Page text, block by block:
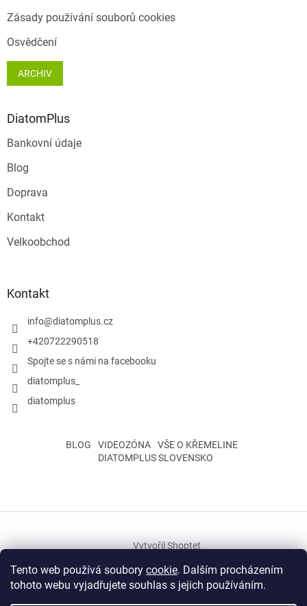
Tento web používá soubory cookie. Dalším procházením
tohoto webu vyjadřujete souhlas s jejich používáním.
Zásady používání souborů cookies
Osvědčení
ARCHIV
DiatomPlus
Bankovní údaje
Blog
Doprava
Kontakt
Velkoobchod
Kontakt
info@diatomplus.cz
+420722290518
Spojte se s námi na facebooku
diatomplus_
diatomplus
BLOG VIDEOZÓNA
VŠE O KŘEMELINE
DIATOMPLUS SLOVENSKO
Vytvořil Shoptet
Copyright 2026Rosivka s.r.o.. Všechna práva vyhrazena.Upravit